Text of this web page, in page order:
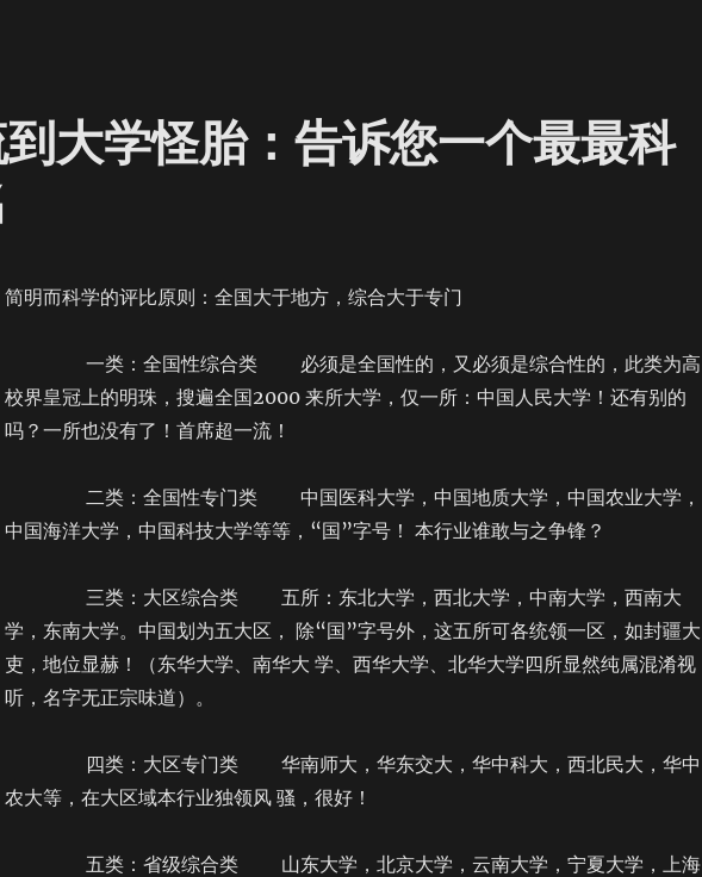
大学怪胎：告诉您一个最最科
简明而科学的评比原则：全国大于地方，综合大于专门
一类：全国性综合类 必须是全国性的，又必须是综合性的，此类为高
校界皇冠上的明珠，搜遍全国2000 来所大学，仅一所：中国人民大学！还有别的
吗？一所也没有了！首席超一流！
二类：全国性专门类 中国医科大学，中国地质大学，中国农业大学，
中国海洋大学，中国科技大学等等，“国”字号！ 本行业谁敢与之争锋？
三类：大区综合类 五所：东北大学，西北大学，中南大学，西南大
学，东南大学。中国划为五大区， 除“国”字号外，这五所可各统领一区，如封疆大
吏，地位显赫！（东华大学、南华大 学、西华大学、北华大学四所显然纯属混淆视
听，名字无正宗味道）。
四类：大区专门类 华南师大，华东交大，华中科大，西北民大，华中
农大等，在大区域本行业独领风 骚，很好！
五类：省级综合类 山东大学，北京大学，云南大学，宁夏大学，上海